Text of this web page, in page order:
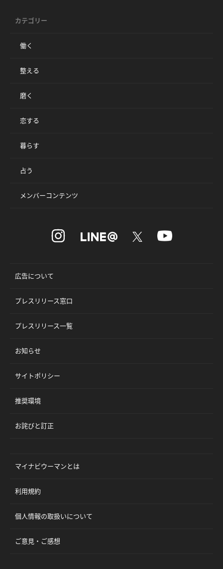
カテゴリー
働く
整える
磨く
恋する
暮らす
占う
メンバーコンテンツ
広告について
プレスリリース窓口
プレスリリース一覧
お知らせ
サイトポリシー
推奨環境
お詫びと訂正
マイナビウーマンとは
利用規約
個人情報の取扱いについて
ご意見・ご感想